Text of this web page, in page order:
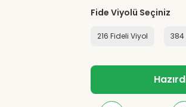
Fide Viyolü Seçiniz
216 Fideli Viyol 384